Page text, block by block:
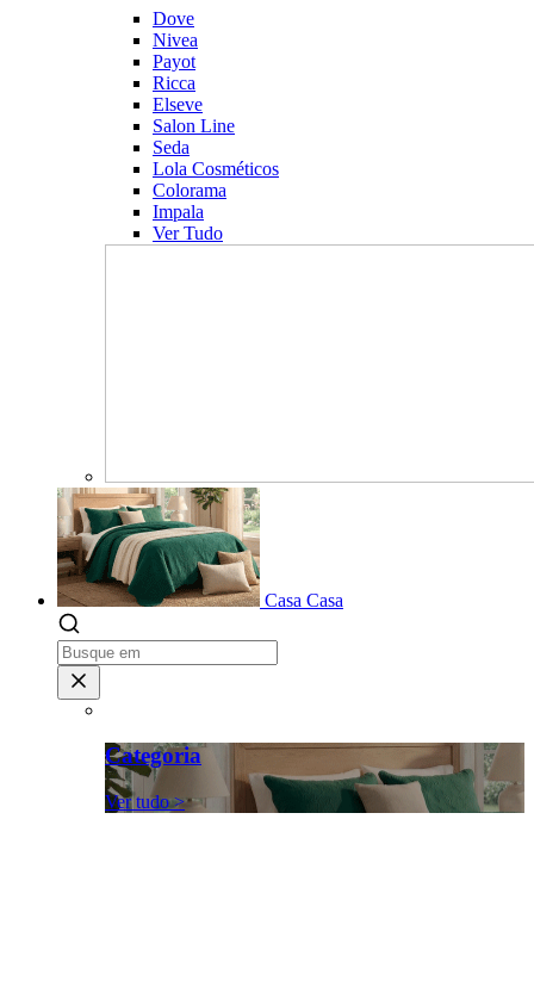
Dove
Nivea
Payot
Ricca
Elseve
Salon Line
Seda
Lola Cosméticos
Colorama
Impala
Ver Tudo
Casa Casa
Categoria
Ver tudo >